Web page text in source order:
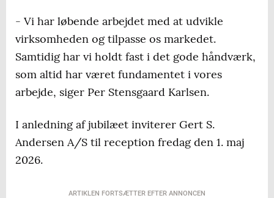
- Vi har løbende arbejdet med at udvikle
virksomheden og tilpasse os markedet.
Samtidig har vi holdt fast i det gode håndværk,
som altid har været fundamentet i vores
arbejde, siger Per Stensgaard Karlsen.
I anledning af jubilæet inviterer Gert S.
Andersen A/S til reception fredag den 1. maj
2026.
ARTIKLEN FORTSÆTTER EFTER ANNONCEN